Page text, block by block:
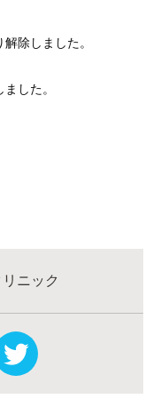
除しました。
した。
ニック